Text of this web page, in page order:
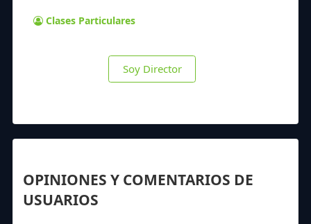
Clases Particulares
Soy Director
OPINIONES Y COMENTARIOS DE
USUARIOS